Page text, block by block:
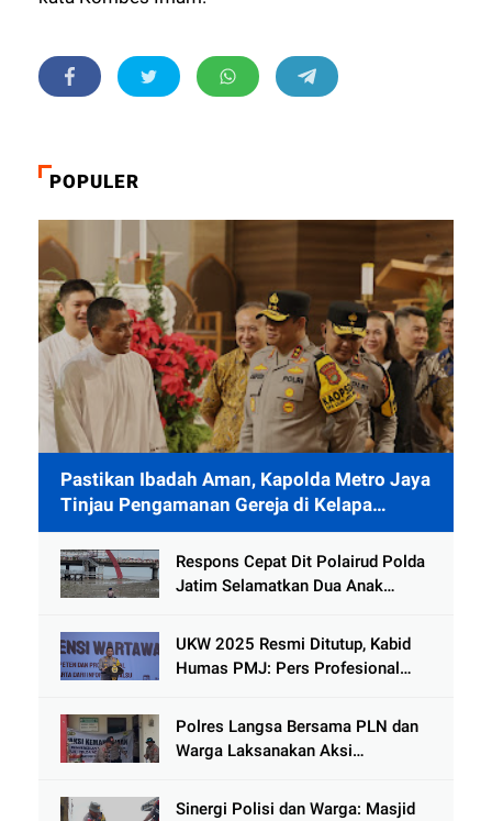
POPULER
Pastikan Ibadah Aman, Kapolda Metro Jaya
Tinjau Pengamanan Gereja di Kelapa
Gading
Respons Cepat Dit Polairud Polda
Jatim Selamatkan Dua Anak
Kenjeran
UKW 2025 Resmi Ditutup, Kabid
Humas PMJ: Pers Profesional
Hoaks
Polres Langsa Bersama PLN dan
Warga Laksanakan Aksi
Tamiang
Sinergi Polisi dan Warga: Masjid